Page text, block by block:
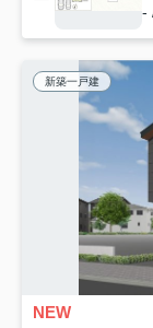
-
新築一戸建
NEW